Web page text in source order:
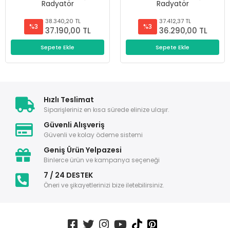
Radyatör
%3
38.340,20 TL
37.190,00 TL
Sepete Ekle
Radyatör
%3
37.412,37 TL
36.290,00 TL
Sepete Ekle
Hızlı Teslimat
Siparişleriniz en kısa sürede elinize ulaşır.
Güvenli Alışveriş
Güvenli ve kolay ödeme sistemi
Geniş Ürün Yelpazesi
Binlerce ürün ve kampanya seçeneği
7 / 24 DESTEK
Öneri ve şikayetlerinizi bize iletebilirsiniz.